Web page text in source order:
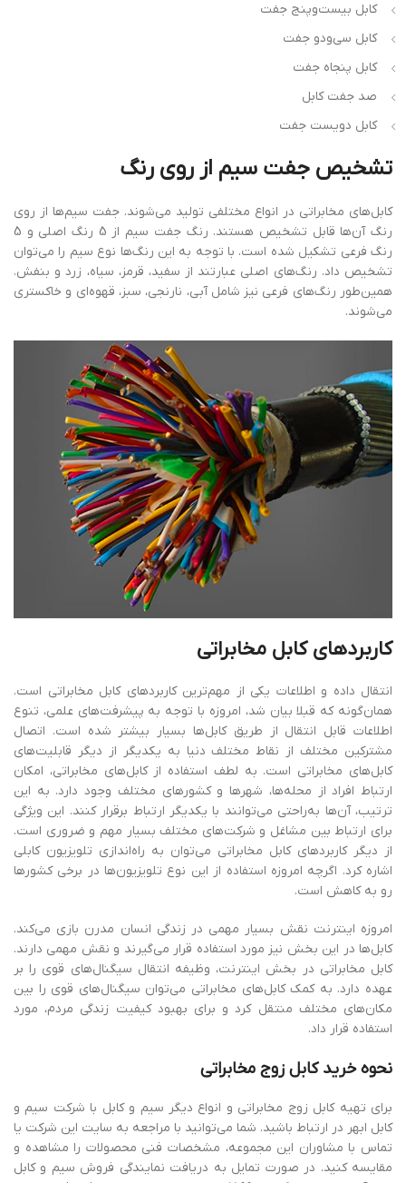
کابل بیست‌وپنج جفت
کابل سی‌ودو جفت
کابل پنجاه جفت
صد جفت کابل
کابل دویست جفت
تشخیص جفت سیم از روی رنگ
کابل‌های مخابراتی در انواع مختلفی تولید می‌شوند. جفت سیم‌ها از روی
رنگ آن‌ها قابل ‌تشخیص هستند. رنگ جفت سیم از 5 رنگ اصلی و 5
رنگ فرعی تشکیل شده است. با توجه به این رنگ‌ها نوع سیم را می‌توان
تشخیص داد. رنگ‌های اصلی عبارتند از سفید، قرمز، سیاه، زرد و بنفش.
همین‌طور رنگ‌های فرعی نیز شامل آبی، نارنجی، سبز، قهوه‌ای و خاکستری
می‌شوند.
کاربردهای کابل مخابراتی
انتقال داده و اطلاعات یکی از مهم‌ترین کاربردهای کابل مخابراتی است.
همان‌گونه که قبلا بیان شد، امروزه با توجه به پیشرفت‌های علمی، تنوع
اطلاعات قابل‌ انتقال از طریق کابل‌ها بسیار بیشتر شده است. اتصال
مشترکین مختلف از نقاط مختلف دنیا به یکدیگر از دیگر قابلیت‌های
کابل‌های مخابراتی است. به لطف استفاده از کابل‌های مخابراتی، امکان
ارتباط افراد از محله‌ها، شهرها و کشورهای مختلف وجود دارد. به ‌این
‌ترتیب، آن‌ها به‌راحتی می‌توانند با یکدیگر ارتباط برقرار کنند. این ویژگی
برای ارتباط بین مشاغل و شرکت‌های مختلف بسیار مهم و ضروری است.
از دیگر کاربردهای کابل مخابراتی می‌توان به راه‌اندازی تلویزیون کابلی
اشاره کرد. اگرچه امروزه استفاده از این نوع تلویزیون‌ها در برخی کشورها
رو به کاهش است.
امروزه اینترنت نقش بسیار مهمی در زندگی انسان مدرن بازی می‌کند.
کابل‌ها در این بخش نیز مورد استفاده قرار می‌گیرند و نقش مهمی دارند.
کابل مخابراتی در بخش اینترنت، وظیفه انتقال سیگنال‌های قوی را بر
عهده دارد. به کمک کابل‌های مخابراتی می‌توان سیگنال‌های قوی را بین
مکان‌های مختلف منتقل کرد و برای بهبود کیفیت زندگی مردم، مورد
استفاده قرار داد.
نحوه خرید کابل زوج مخابراتی
برای تهیه کابل زوج مخابراتی و انواع دیگر سیم و کابل با شرکت سیم و
کابل ابهر در ارتباط باشید. شما می‌توانید با مراجعه به سایت این شرکت یا
تماس با مشاوران این مجموعه، مشخصات فنی محصولات را مشاهده و
مقایسه کنید. در صورت تمایل به دریافت نمایندگی فروش سیم و کابل